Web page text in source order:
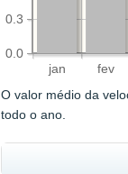
jan fev
0.0
0.3
O valor médio da
todo o ano.